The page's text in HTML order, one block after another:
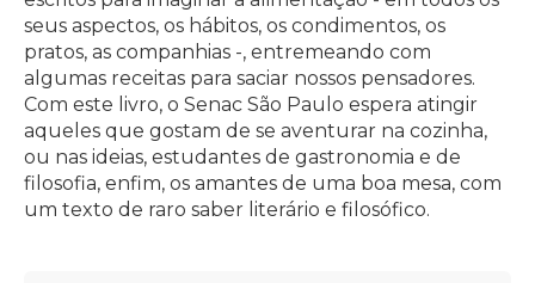
seus aspectos, os hábitos, os condimentos, os
pratos, as companhias -, entremeando com
algumas receitas para saciar nossos pensadores.
Com este livro, o Senac São Paulo espera atingir
aqueles que gostam de se aventurar na cozinha,
ou nas ideias, estudantes de gastronomia e de
filosofia, enfim, os amantes de uma boa mesa, com
um texto de raro saber literário e filosófico.